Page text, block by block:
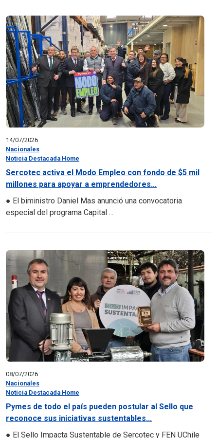
14/07/2026
Nacionales
Noticia Destacada Home
Sercotec activa el Modo Empleo con fondo de $5 mil
millones para apoyar a emprendedores...
● El biministro Daniel Mas anunció una convocatoria
especial del programa Capital ...
08/07/2026
Nacionales
Noticia Destacada Home
Pymes de todo el país pueden postular al Sello que
reconoce sus iniciativas sustentables...
● El Sello Impacta Sustentable de Sercotec y FEN UChile